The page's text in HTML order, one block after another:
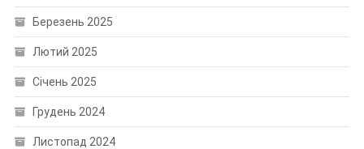
Березень 2025
Лютий 2025
Січень 2025
Грудень 2024
Листопад 2024